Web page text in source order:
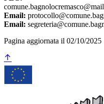
Email:
Email:
Pagina aggiornata il 02/10/2025